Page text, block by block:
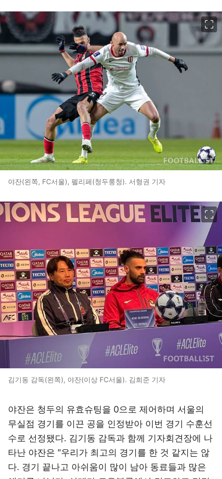
야잔(왼쪽, FC서울), 펠리페(청두룽청). 서형권 기자
김기동 감독(왼쪽), 야잔(이상 FC서울). 김희준 기자
야잔은 청두의 유효슈팅을 0으로 제어하며 서울의
무실점 경기를 이끈 공을 인정받아 이번 경기 수훈선
수로 선정됐다. 김기동 감독과 함께 기자회견장에 나
타난 야잔은 "우리가 최고의 경기를 한 것 같지는 않
다. 경기 끝나고 아쉬움이 많이 남아 동료들과 많은